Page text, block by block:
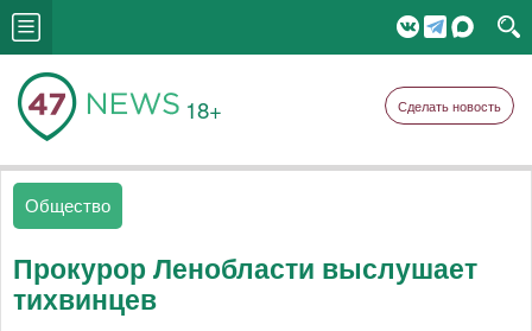
18+ Сделать новость
Общество
Прокурор Ленобласти выслушает
тихвинцев